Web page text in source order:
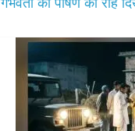
गर्भवती को पोषण की राह